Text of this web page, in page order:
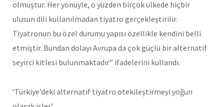
olmuştur. Her yönüyle, o yüzden birçok ülkede hiçbir
ulusun dili kullanılmadan tiyatro gerçekleştirilir.
Tiyatronun bu özel durumu yapısı özellikle kendini belli
etmiştir. Bundan dolayı Avrupa da çok güçlü bir alternatif
seyirci kitlesi bulunmaktadır” ifadelerini kullandı.
‘Türkiye’deki alternatif tiyatro ötekileştirmeyi yoğun